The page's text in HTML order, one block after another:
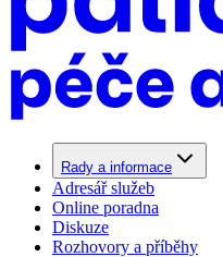
Rady a informace
Adresář služeb
Online poradna
Diskuze
Rozhovory a příběhy